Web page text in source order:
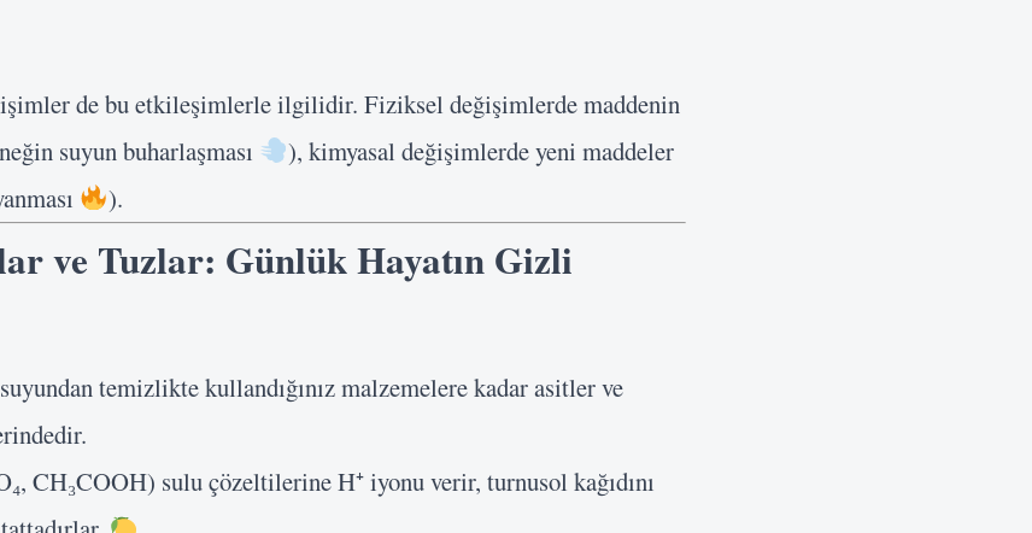
de bu etkileşimlerle ilgilidir. Fiziksel değişimlerde maddenin
suyun buharlaşması
), kimyasal değişimlerde yeni maddeler
).
ve Tuzlar: Günlük Hayatın Gizli
temizlikte kullandığınız malzemelere kadar asitler ve
CH₃COOH) sulu çözeltilerine H⁺ iyonu verir, turnusol kağıdını